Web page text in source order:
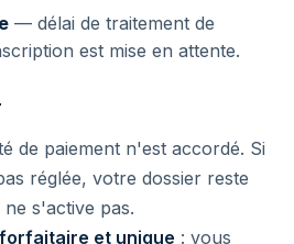
— délai de traitement de
est mise en attente.
de paiement n'est accordé. Si
réglée, votre dossier reste
s'active pas.
forfaitaire et unique : vous